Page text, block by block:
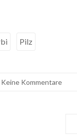
Pilz
Keine Kommentare